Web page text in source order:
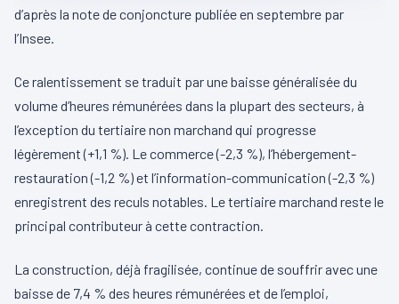
d’après la note de conjoncture publiée en septembre par
l’Insee.
Ce ralentissement se traduit par une baisse généralisée du
volume d’heures rémunérées dans la plupart des secteurs, à
l’exception du tertiaire non marchand qui progresse
légèrement (+1,1 %). Le commerce (-2,3 %), l’hébergement-
restauration (-1,2 %) et l’information-communication (-2,3 %)
enregistrent des reculs notables. Le tertiaire marchand reste le
principal contributeur à cette contraction.
La construction, déjà fragilisée, continue de souffrir avec une
baisse de 7,4 % des heures rémunérées et de l’emploi,